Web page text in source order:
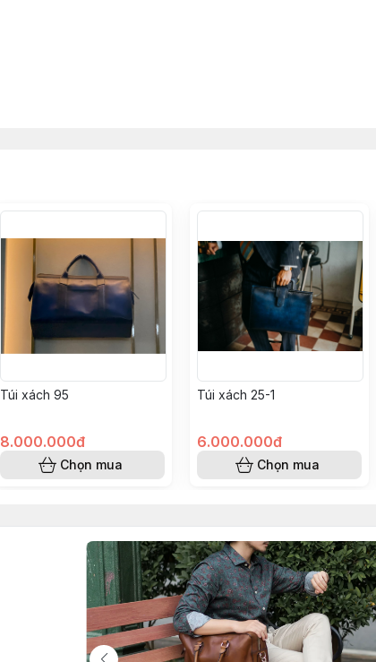
Túi xách 95
8.000.000đ
Chọn mua
Túi xách 25-1
6.000.000đ
Chọn mua